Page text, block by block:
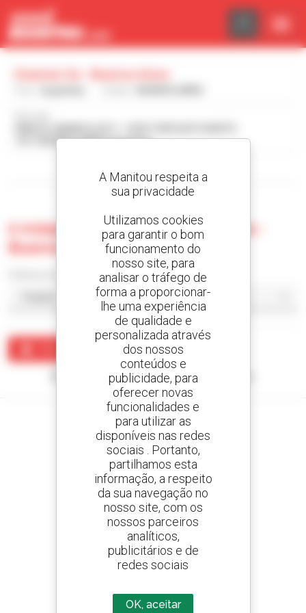
1611 BUENOS AIRES Argentina
Visualizar os filtros de pesquisa
0 máquina usada no Daemar Sa -
Buenos Aires
Nenhum resultado corresponde à sua pesquisa.
Crie os seus alertas
e receba anúncios de equipamentos usados
800 concessionários
A Manitou em todo o mundo
Painel de Gerenciamento de Cookies
A Manitou respeita a
sua privacidade
Utilizamos cookies
para garantir o bom
funcionamento do
nosso site, para
analisar o tráfego de
forma a proporcionar-
lhe uma experiência
de qualidade e
personalizada através
dos nossos
conteúdos e
publicidade, para
oferecer novas
funcionalidades e
para utilizar as
disponíveis nas redes
sociais . Portanto,
partilhamos esta
informação, a respeito
da sua navegação no
nosso site, com os
nossos parceiros
analíticos,
publicitários e de
redes sociais
OK, aceitar